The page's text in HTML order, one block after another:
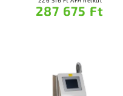
287 675 Ft